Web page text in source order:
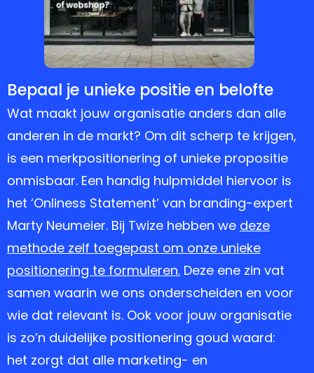
Bepaal je unieke positie en belofte
Wat maakt jouw organisatie anders dan alle
anderen in de markt? Om dit scherp te krijgen,
is een merkpositionering of unieke propositie
onmisbaar. Een handig hulpmiddel hiervoor is
het ‘Onliness Statement’ van branding-expert
Marty Neumeier. Bij Twize hebben we deze
methode zelf toegepast om onze unieke
positionering te formuleren. Deze ene zin vat
samen waarin we ons onderscheiden en voor
wie dat relevant is. Ook voor jouw organisatie
is zo’n duidelijke positionering goud waard:
het zorgt dat alle marketing- en